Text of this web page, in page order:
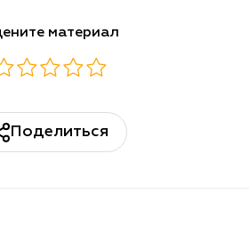
материал
Поделиться